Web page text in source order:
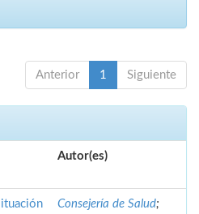
Anterior 1 Siguiente
Autor(es)
Consejería de Salud;